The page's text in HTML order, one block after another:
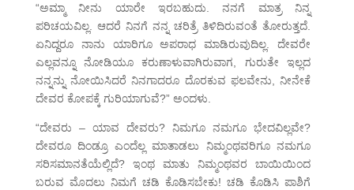
“ಅಮ್ಮಾ ನೀನು ಯಾರೇ ಇರಬಹುದು. ನನಗೆ ಮಾತ್ರ ನಿನ್ನ
ಪರಿಚಯವಿಲ್ಲ. ಆದರೆ ನಿನಗೆ ನನ್ನ ಚರಿತ್ರೆ ತಿಳಿದಿರುವಂತೆ ತೋರುತ್ತದೆ.
ಏನಿದ್ದರೂ ನಾನು ಯಾರಿಗೂ ಅಪರಾಧ ಮಾಡಿರುವುದಿಲ್ಲ. ದೇವರೇ
ಎಲ್ಲವನ್ನೂ ನೋಡಿಯೂ ಕರುಣಾಳುವಾಗಿರುವಾಗ, ಗುರುತೇ ಇಲ್ಲದ
ನನ್ನನ್ನು ನೋಯಿಸಿದರೆ ನಿನಗಾದರೂ ದೊರಕುವ ಫಲವೇನು, ನೀನೇಕೆ
ದೇವರ ಕೋಪಕ್ಕೆ ಗುರಿಯಾಗುವೆ?” ಅಂದಳು.
“ದೇವರು – ಯಾವ ದೇವರು? ನಿಮಗೂ ನಮಗೂ ಭೇದವಿಲ್ಲವೇ?
ದೇವರೂ ದಿಂಡ್ರೂ ಎಂದೆಲ್ಲ ಮಾತಾಡಲು ನಿಮ್ಮಂಥವರಿಗೂ ನಮಗೂ
ಸರಿಸಮಾನತೆಯೆಲ್ಲಿದೆ? ಇಂಥ ಮಾತು ನಿಮ್ಮಂಥವರ ಬಾಯಿಯಿಂದ
ಬರುವ ಮೊದಲು ನಿಮಗೆ ಚಡಿ ಕೊಡಿಸಬೇಕು! ಚಡಿ ಕೊಡಿಸಿ ಪಾಶಿಗೆ